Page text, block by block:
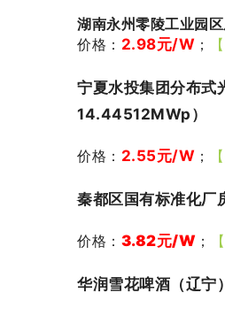
湖南永州零陵工业园
价格： 2.98元/W ；
宁夏水投集团分布式
14.44512MWp）
价格： 2.55元/W ；
秦都区国有标准化厂
价格： 3.82元/W ；
华润雪花啤酒（辽